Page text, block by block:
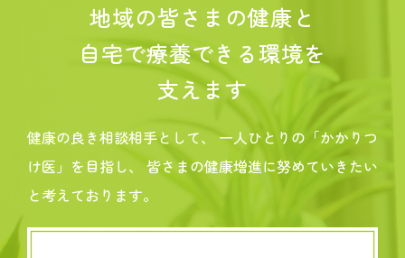
地域の皆さまの健康と
自宅で療養できる環境を
支えます
健康の良き相談相手として、 一人ひとりの「かかりつ
け医」を目指し、皆さまの健康増進に努めていきたい
と考えております。